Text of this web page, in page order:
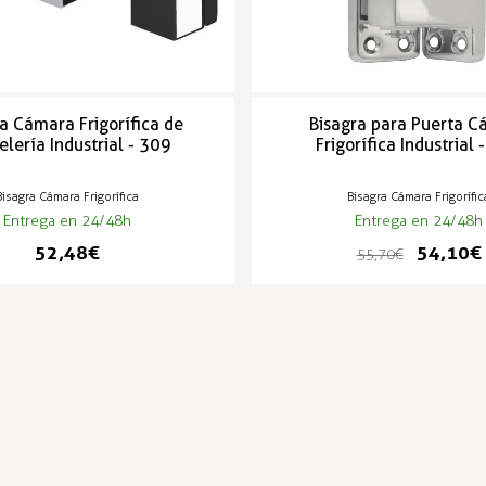
Cámara Frigorífica de
Industrial - 309
Cámara Frigorífica
Entrega en 24/48h
52,48 €
Bisagra para Puerta
Frigorífica Industrial
Bisagra Cámara
Entrega en 24/48h
55,70 €
54,10 €